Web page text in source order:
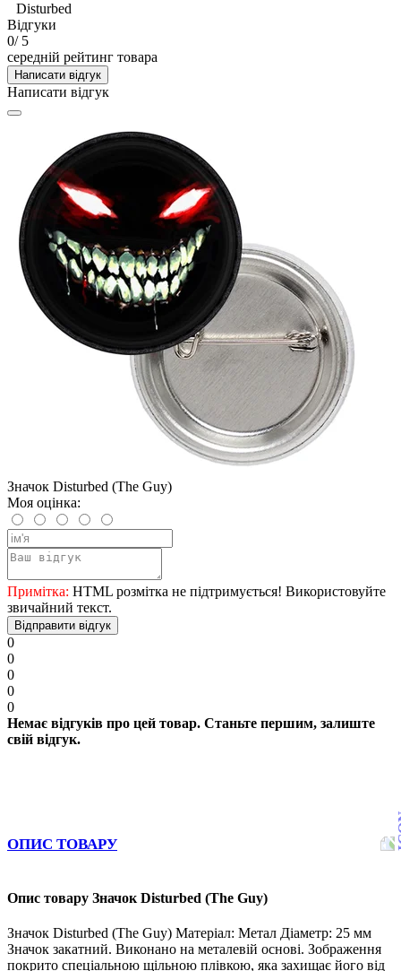
Disturbed
Відгуки
0/ 5
середній рейтинг товара
Написати відгук
Написати відгук
Значок Disturbed (The Guy)
Моя оцінка:
Примітка: HTML розмітка не підтримується! Використовуйте
звичайний текст.
Відправити відгук
0
0
0
0
0
Немає відгуків про цей товар. Станьте першим, залиште
свій відгук.
ОПИС ТОВАРУ
Опис товару Значок Disturbed (The Guy)
Значок Disturbed (The Guy) Матеріал: Метал Діаметр: 25 мм
Значок закатний. Виконано на металевій основі. Зображення
покрито спеціальною щільною плівкою, яка захищає його від